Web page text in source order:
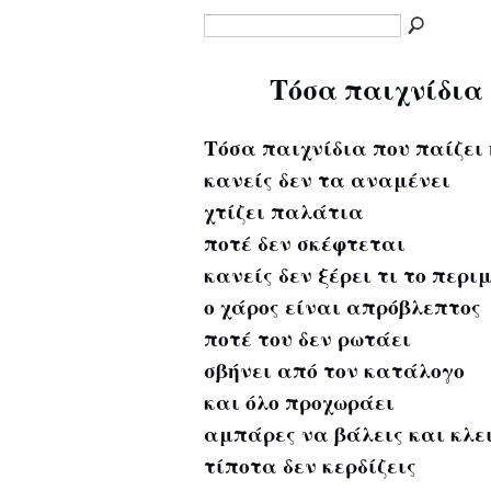
Τόσα
Τόσα παιχνίδια που
κανείς δεν τα αναμένει
χτίζει παλάτια
ποτέ δεν σκέφτεται
κανείς δεν ξέρει τι το
ο χάρος είναι απρόβλεπτος
ποτέ του δεν ρωτάει
σβήνει από τον κατάλογο
και όλο προχωράει
αμπάρες να βάλεις και
τίποτα δεν κερδίζεις